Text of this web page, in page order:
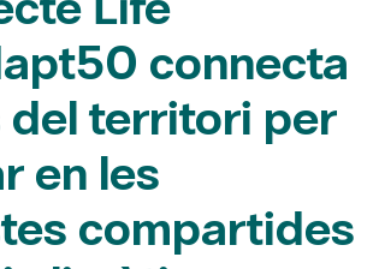
territori per
en les
compartides
climàtic